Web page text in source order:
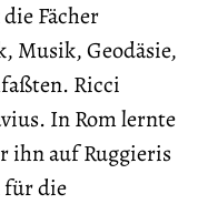
Fächer
Musik, Geodäsie,
Ricci
In Rom lernte
ihn auf Ruggieris
für die